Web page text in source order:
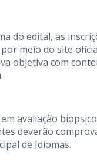
do edital, as
meio do site
objetiva com
avaliação
deverão
de Idiomas.